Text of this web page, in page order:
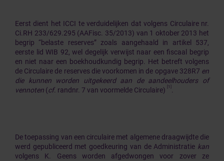
Eerst dient het ICCI te verduidelijken dat volgens Circulaire nr.
Ci.RH 233/629.295 (AAFisc. 35/2013) van 1 oktober 2013 het
begrip “belaste reserves” zoals aangehaald in artikel 537,
eerste lid WIB 92, wel degelijk verwijst naar een fiscaal begrip
en niet naar een boekhoudkundig begrip. Het betreft volgens
de Circulaire de reserves die voorkomen in de opgave 328R7 en
die kunnen worden uitgekeerd aan de aandeelhouders of
vennoten (cf. randnr. 7 van voormelde Circulaire)
De toepassing van een circulaire met algemene draagwijdte die
werd gepubliceerd met goedkeuring van de Administratie kan
volgens K. Geens worden afgedwongen voor zover ze